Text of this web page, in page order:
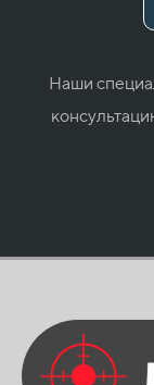
Наши